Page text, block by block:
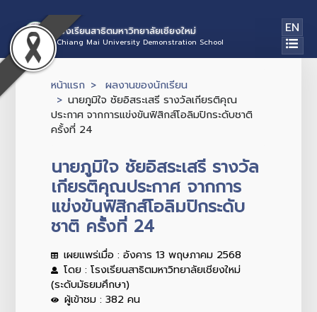
โรงเรียนสาธิตมหาวิทยาลัยเชียงใหม่
Chiang Mai University Demonstration School
EN
หน้าแรก
ผลงานของนักเรียน
นายภูมิใจ ชัยอิสระเสรี รางวัลเกียรติคุณ
ประกาศ จากการแข่งขันฟิสิกส์โอลิมปิกระดับชาติ
ครั้งที่ 24
นายภูมิใจ ชัยอิสระเสรี รางวัล
เกียรติคุณประกาศ จากการ
แข่งขันฟิสิกส์โอลิมปิกระดับ
ชาติ ครั้งที่ 24
เผยแพร่เมื่อ : อังคาร 13 พฤษภาคม 2568
โดย : โรงเรียนสาธิตมหาวิทยาลัยเชียงใหม่
(ระดับมัธยมศึกษา)
ผู้เข้าชม : 382 คน